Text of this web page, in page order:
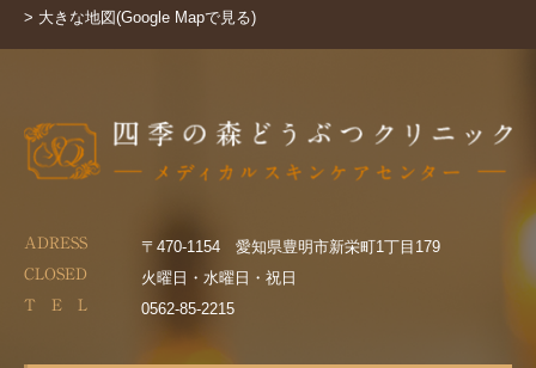
> 大きな地図(Google Mapで見る)
ADRESS 〒470-1154 愛知県豊明市新栄町1丁目179
CLOSED 火曜日・水曜日・祝日
T E L 0562-85-2215